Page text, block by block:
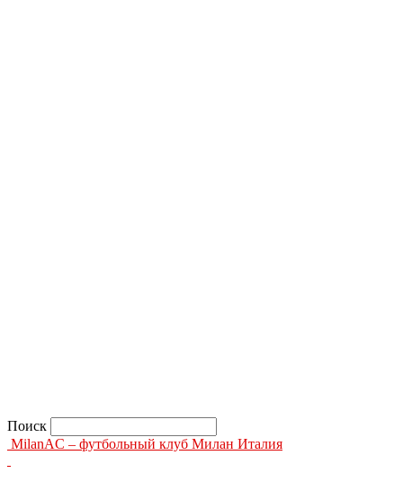
Поиск
MilanAC – футбольный клуб Милан Италия